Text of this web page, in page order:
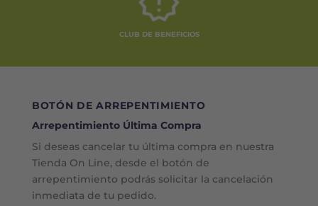
CLUB DE BENEFICIOS
BOTÓN DE ARREPENTIMIENTO
Arrepentimiento Última Compra
Si deseas cancelar tu última compra en nuestra
Tienda On Line, desde el botón de
arrepentimiento podrás solicitar la cancelación
inmediata de tu pedido.